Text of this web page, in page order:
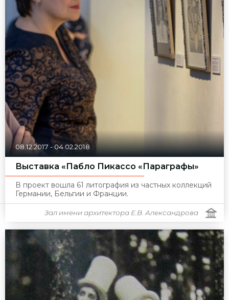
08.12.2017 - 04.02.2018
Выставка «Пабло Пикассо «Параграфы»
В проект вошла 61 литография из частных коллекций
Германии, Бельгии и Франции.
Зал имени архитектора Е.В. Александрова